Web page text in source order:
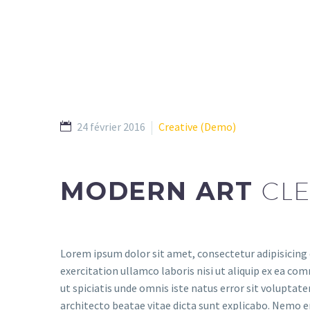
24 février 2016 Creative (Demo)
MODERN ART
Lorem ipsum dolor sit amet, consectetur
exercitation ullamco laboris nisi ut aliquip ex ea
ut spiciatis unde omnis iste natus error sit
architecto beatae vitae dicta sunt explicabo. Nemo